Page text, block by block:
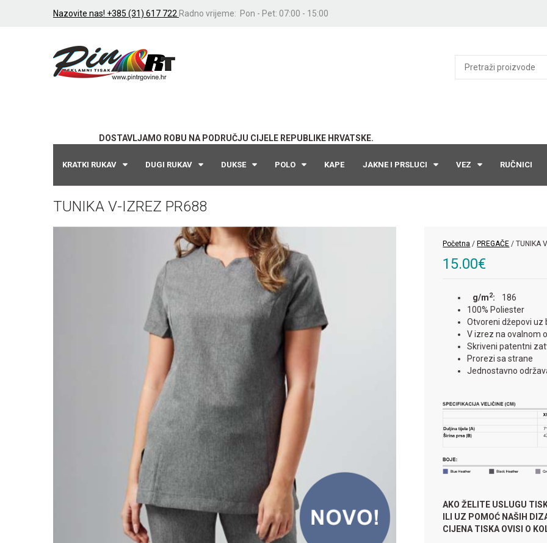
Nazovite nas! +385 (31) 617 722 Radno vrijeme: Pon - Pet: 07:00 - 15:00
DOSTAVLJAMO ROBU NA PODRUČJU CIJELE REPUBLIKE HRVATSKE.
KRATKI RUKAV DUGI RUKAV DUKSE POLO KAPE JAKNE I PRSLUCI VEZ RUČNICI
TUNIKA V-IZREZ PR688
Početna / PREGAČE / TUNIKA
15.00€
g/m2:
186
100% Poliester
Otvoreni džepovi uz
V izrez na ovalnom
Skriveni patentni
Prorezi sa strane
Jednostavno
AKO ŽELITE USLUGU
ILI UZ POMOĆ NAŠIH
CIJENA TISKA OVISI O